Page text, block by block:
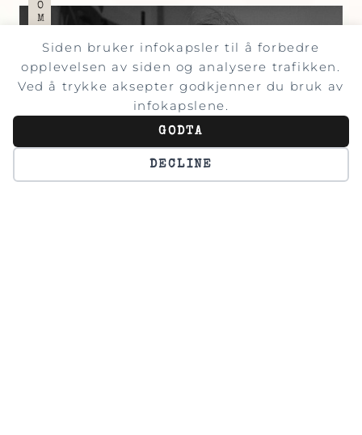
Siden bruker infokapsler til å forbedre
opplevelsen av siden og analysere trafikken.
Ved å trykke aksepter godkjenner du bruk av
infokapslene.
GODTA
DECLINE
OM FOTOGRAFEN